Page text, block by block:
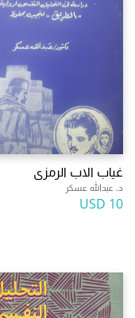
غياب الاب الرمزى
د. عبدالله عسكر
10 USD